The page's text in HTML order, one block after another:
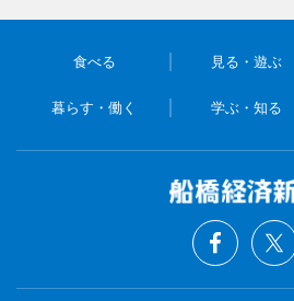
食べる 見る・遊ぶ
暮らす・働く 学ぶ・知る